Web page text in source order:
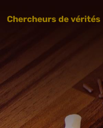
Chercheurs de vérités